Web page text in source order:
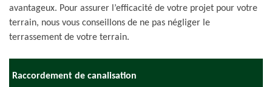
avantageux. Pour assurer l’efficacité de votre projet pour votre
terrain, nous vous conseillons de ne pas négliger le
terrassement de votre terrain.
Raccordement de canalisation